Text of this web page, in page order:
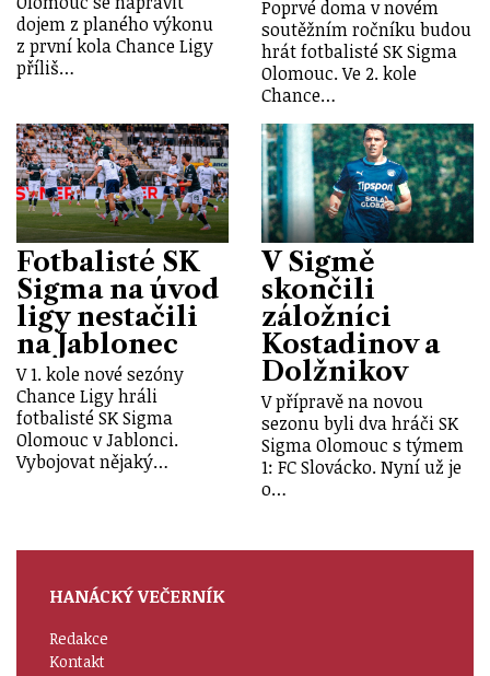
dojem z planého výkonu
z první kola Chance Ligy
příliš…
Poprvé doma v novém
soutěžním ročníku budou
hrát fotbalisté SK Sigma
Olomouc. Ve 2. kole
Chance…
Fotbalisté SK
Sigma na úvod
ligy nestačili
na Jablonec
V 1. kole nové sezóny
Chance Ligy hráli
fotbalisté SK Sigma
Olomouc v Jablonci.
Vybojovat nějaký…
V Sigmě
skončili
záložníci
Kostadinov a
Dolžnikov
V přípravě na novou
sezonu byli dva hráči SK
Sigma Olomouc s týmem
1: FC Slovácko. Nyní už je
o…
HANÁCKÝ VEČERNÍK
Redakce
Kontakt